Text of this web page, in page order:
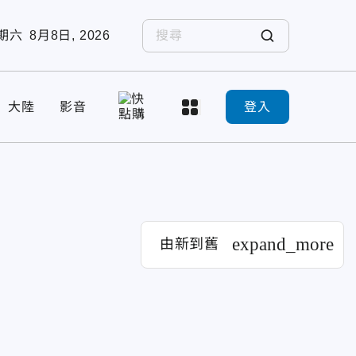
六 8月8日, 2026
大陸 影音 登入
由新到舊 expand_more